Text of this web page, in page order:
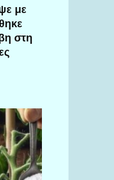
με
στη